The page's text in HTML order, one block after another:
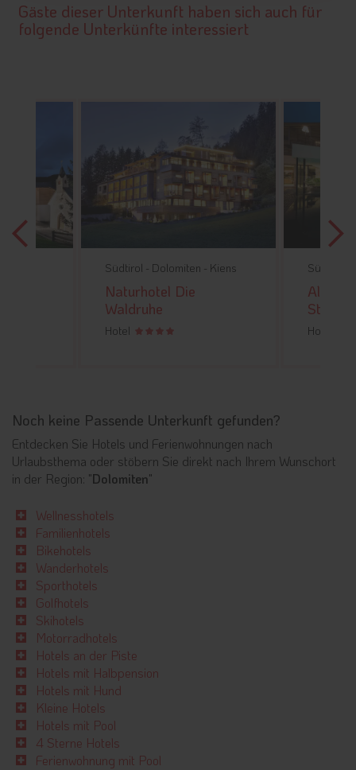
Gäste dieser Unterkunft haben sich auch für
folgende Unterkünfte interessiert
Südtirol - Dolomiten - Kiens
Naturhotel Die
Waldruhe
Hotel
Südtirol -
Alpine
Stoll
Hotel
Noch keine Passende Unterkunft gefunden?
Entdecken Sie Hotels und Ferienwohnungen nach
Urlaubsthema oder stöbern Sie direkt nach Ihrem Wunschort
in der Region: "Dolomiten"
Wellnesshotels
Familienhotels
Bikehotels
Wanderhotels
Sporthotels
Golfhotels
Skihotels
Motorradhotels
Hotels an der Piste
Hotels mit Halbpension
Hotels mit Hund
Kleine Hotels
Hotels mit Pool
4 Sterne Hotels
Ferienwohnung mit Pool